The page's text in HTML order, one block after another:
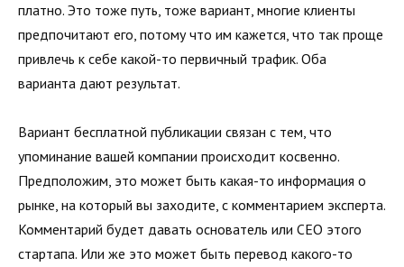
платно. Это тоже путь, тоже вариант, многие клиенты
предпочитают его, потому что им кажется, что так проще
привлечь к себе какой-то первичный трафик. Оба
варианта дают результат.
Вариант бесплатной публикации связан с тем, что
упоминание вашей компании происходит косвенно.
Предположим, это может быть какая-то информация о
рынке, на который вы заходите, с комментарием эксперта.
Комментарий будет давать основатель или CEO этого
стартапа. Или же это может быть перевод какого-то